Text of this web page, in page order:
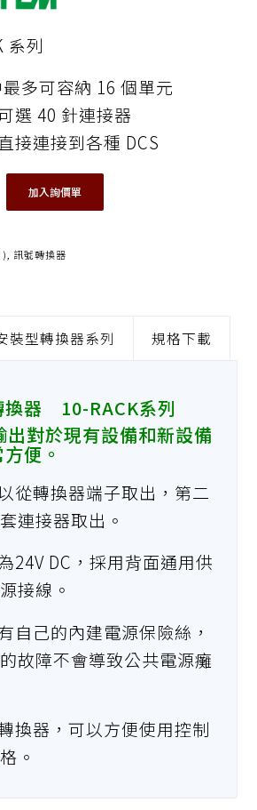
系列
多可容納 16 個單元
選 40 針連接器
接連接到各種 DCS
加入詢價單
訊號轉換器
裝型轉換器系列 規格下載
換器 10-RACK系列
出對於現有設備和新設備
便。
從轉換器端子取出，第二
連接器取出。
24V DC，採用背面通用供
接線。
自己的內建電源保險絲，
故障不會導致公共電源癱
換器，可以方便使用控制
。